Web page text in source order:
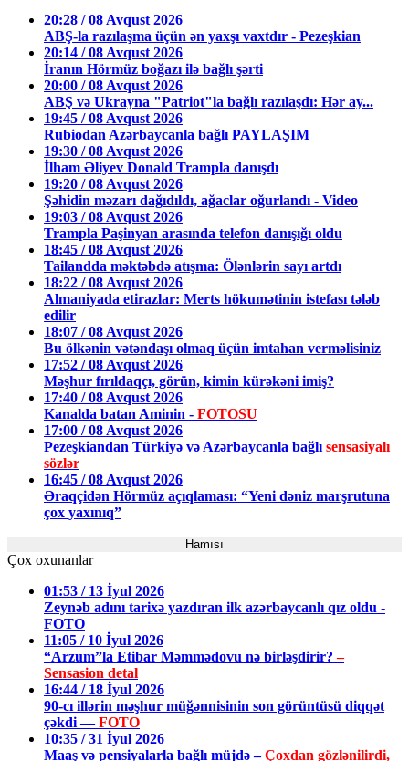
20:28 / 08 Avqust 2026
ABŞ-la razılaşma üçün ən yaxşı vaxtdır - Pezeşkian
20:14 / 08 Avqust 2026
İranın Hörmüz boğazı ilə bağlı şərti
20:00 / 08 Avqust 2026
ABŞ və Ukrayna "Patriot"la bağlı razılaşdı: Hər ay...
19:45 / 08 Avqust 2026
Rubiodan Azərbaycanla bağlı PAYLAŞIM
19:30 / 08 Avqust 2026
İlham Əliyev Donald Trampla danışdı
19:20 / 08 Avqust 2026
Şəhidin məzarı dağıdıldı, ağaclar oğurlandı - Video
19:03 / 08 Avqust 2026
Trampla Paşinyan arasında telefon danışığı oldu
18:45 / 08 Avqust 2026
Tailandda məktəbdə atışma: Ölənlərin sayı artdı
18:22 / 08 Avqust 2026
Almaniyada etirazlar: Merts hökumətinin istefası tələb
edilir
18:07 / 08 Avqust 2026
Bu ölkənin vətəndaşı olmaq üçün imtahan verməlisiniz
17:52 / 08 Avqust 2026
Məşhur fırıldaqçı, görün, kimin kürəkəni imiş?
17:40 / 08 Avqust 2026
Kanalda batan Aminin - FOTOSU
17:00 / 08 Avqust 2026
Pezeşkiandan Türkiyə və Azərbaycanla bağlı sensasiyalı
sözlər
16:45 / 08 Avqust 2026
Əraqçidən Hörmüz açıqlaması: “Yeni dəniz marşrutuna
çox yaxınıq”
Hamısı
Çox oxunanlar
01:53 / 13 İyul 2026
Zeynəb adını tarixə yazdıran ilk azərbaycanlı qız oldu -
FOTO
11:05 / 10 İyul 2026
“Arzum”la Etibar Məmmədovu nə birləşdirir?–
Sensasion detal
16:44 / 18 İyul 2026
90-cı illərin məşhur müğənnisinin son görüntüsü diqqət
çəkdi —FOTO
10:35 / 31 İyul 2026
Maaş və pensiyalarla bağlı müjdə –Çoxdan gözlənilirdi,